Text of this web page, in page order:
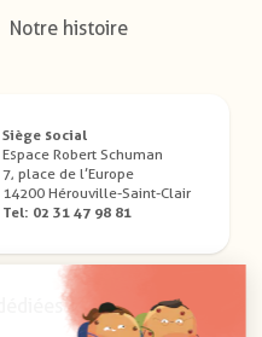
Notre histoire
Siège social
Espace Robert Schuman
7, place de l’Europe
14200 Hérouville-Saint-Clair
Tel: 02 31 47 98 81